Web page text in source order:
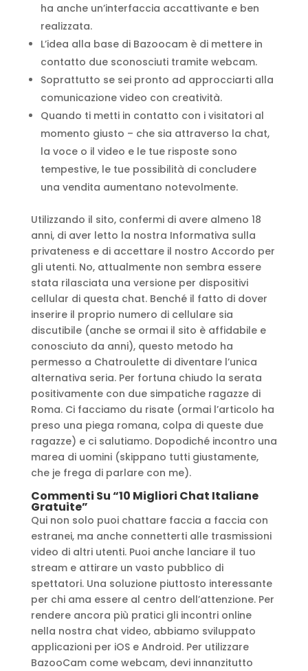
ha anche un’interfaccia accattivante e ben
realizzata.
L’idea alla base di Bazoocam è di mettere in
contatto due sconosciuti tramite webcam.
Soprattutto se sei pronto ad approcciarti alla
comunicazione video con creatività.
Quando ti metti in contatto con i visitatori al
momento giusto – che sia attraverso la chat,
la voce o il video e le tue risposte sono
tempestive, le tue possibilità di concludere
una vendita aumentano notevolmente.
Utilizzando il sito, confermi di avere almeno 18
anni, di aver letto la nostra Informativa sulla
privateness e di accettare il nostro Accordo per
gli utenti. No, attualmente non sembra essere
stata rilasciata una versione per dispositivi
cellular di questa chat. Benché il fatto di dover
inserire il proprio numero di cellulare sia
discutibile (anche se ormai il sito è affidabile e
conosciuto da anni), questo metodo ha
permesso a Chatroulette di diventare l’unica
alternativa seria. Per fortuna chiudo la serata
positivamente con due simpatiche ragazze di
Roma. Ci facciamo du risate (ormai l’articolo ha
preso una piega romana, colpa di queste due
ragazze) e ci salutiamo. Dopodiché incontro una
marea di uomini (skippano tutti giustamente,
che je frega di parlare con me).
Commenti Su “10 Migliori Chat Italiane
Gratuite”
Qui non solo puoi chattare faccia a faccia con
estranei, ma anche connetterti alle trasmissioni
video di altri utenti. Puoi anche lanciare il tuo
stream e attirare un vasto pubblico di
spettatori. Una soluzione piuttosto interessante
per chi ama essere al centro dell’attenzione. Per
rendere ancora più pratici gli incontri online
nella nostra chat video, abbiamo sviluppato
applicazioni per iOS e Android. Per utilizzare
BazooCam come webcam, devi innanzitutto